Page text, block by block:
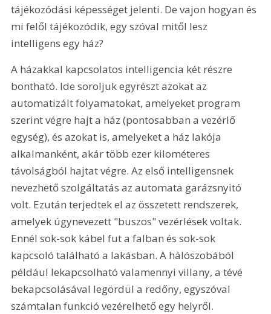
tájékozódási képességet jelenti. De vajon hogyan és
mi felől tájékozódik, egy szóval mitől lesz
intelligens egy ház?
A házakkal kapcsolatos intelligencia két részre
bontható. Ide soroljuk egyrészt azokat az
automatizált folyamatokat, amelyeket program
szerint végre hajt a ház (pontosabban a vezérlő
egység), és azokat is, amelyeket a ház lakója
alkalmanként, akár több ezer kilométeres
távolságból hajtat végre. Az első intelligensnek
nevezhető szolgáltatás az automata garázsnyitó
volt. Ezután terjedtek el az összetett rendszerek,
amelyek úgynevezett "buszos" vezérlések voltak.
Ennél sok-sok kábel fut a falban és sok-sok
kapcsoló található a lakásban. A hálószobából
például lekapcsolható valamennyi villany, a tévé
bekapcsolásával legördül a redőny, egyszóval
számtalan funkció vezérelhető egy helyről.